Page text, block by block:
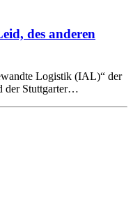
des anderen
Logistik (IAL)“ der
der Stuttgarter…